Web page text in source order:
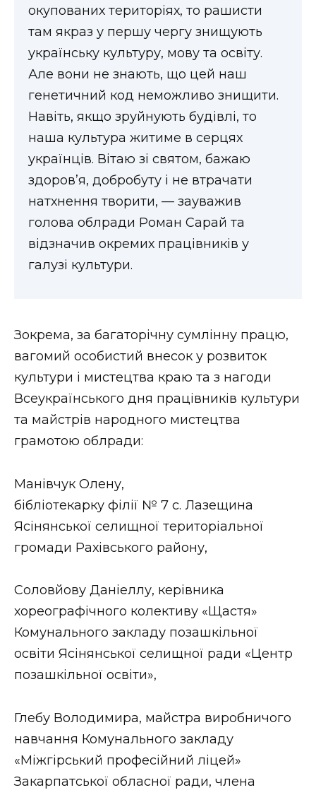
ВІДЕО
окупованих територіях, то рашисти
там якраз у першу чергу знищують
українську культуру, мову та освіту.
Але вони не знають, що цей наш
генетичний код неможливо знищити.
Навіть, якщо зруйнують будівлі, то
наша культура житиме в серцях
українців. Вітаю зі святом, бажаю
здоров’я, добробуту і не втрачати
натхнення творити, — зауважив
голова облради Роман Сарай та
відзначив окремих працівників у
галузі культури.
Зокрема, за багаторічну сумлінну працю,
вагомий особистий внесок у розвиток
культури і мистецтва краю та з нагоди
Всеукраїнського дня працівників культури
та майстрів народного мистецтва
грамотою облради:
Манівчук Олену,
бібліотекарку філії № 7 с. Лазещина
Ясінянської селищної територіальної
громади Рахівського району,
Соловйову Даніеллу, керівника
хореографічного колективу «Щастя»
Комунального закладу позашкільної
освіти Ясінянської селищної ради «Центр
позашкільної освіти»,
Глебу Володимира, майстра виробничого
навчання Комунального закладу
«Міжгірський професійний ліцей»
Закарпатської обласної ради, члена